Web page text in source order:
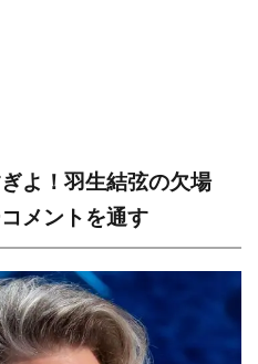
よ！羽生結弦の欠場
メントを通す